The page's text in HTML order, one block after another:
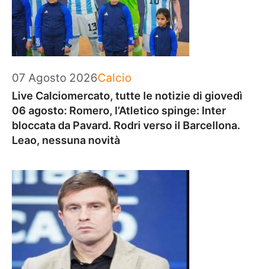
07 Agosto 2026Categorie
Calcio
Live Calciomercato, tutte le notizie di giovedì
06 agosto: Romero, l’Atletico spinge: Inter
bloccata da Pavard. Rodri verso il Barcellona.
Leao, nessuna novità